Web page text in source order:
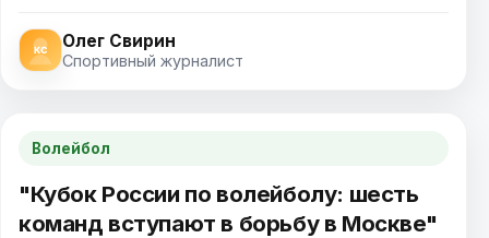
Олег Свирин
Спортивный журналист
Волейбол
"Кубок России по волейболу: шесть
команд вступают в борьбу в Москве"